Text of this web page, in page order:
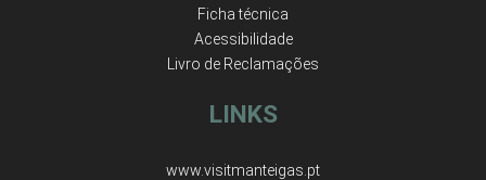
Ficha técnica
Acessibilidade
Livro de Reclamações
LINKS
www.visitmanteigas.pt